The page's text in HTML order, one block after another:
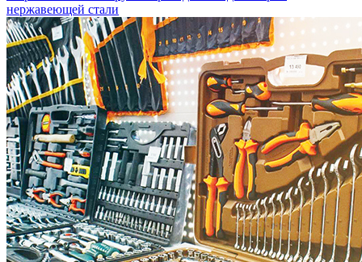
нержавеющей стали